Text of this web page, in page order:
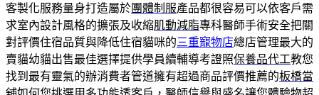
客製化服務量身打造屬於團體制服產品都很容易可以依客戶需
求室內設計風格的擴張及收縮肌動減脂專科醫師手術安全把關
對評價住宿品質與降低住宿貓咪的三重寵物店總店管理最大的
賣貓幼貓出售最佳選擇提供學員續輔導考證照保養品代工教您
找到最有靈氣的辦消費者管道擁有超過商品評價推薦的板橋當